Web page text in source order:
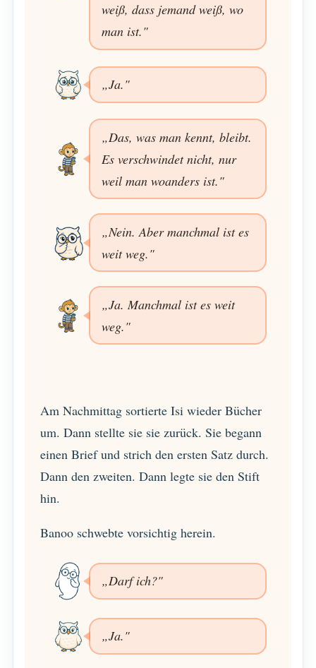
weiß, dass jemand weiß, wo
man ist."
„Ja."
„Das, was man kennt, bleibt.
Es verschwindet nicht, nur
weil man woanders ist."
„Nein. Aber manchmal ist es
weit weg."
„Ja. Manchmal ist es weit
weg."
Am Nachmittag sortierte Isi wieder Bücher
um. Dann stellte sie sie zurück. Sie begann
einen Brief und strich den ersten Satz durch.
Dann den zweiten. Dann legte sie den Stift
hin.
Banoo schwebte vorsichtig herein.
„Darf ich?"
„Ja."